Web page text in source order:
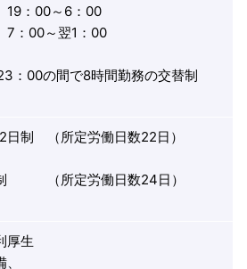
：00～6：00
：00～翌1：00
00の間で8時間勤務の交替制
制 （所定労働日数22日）
（所定労働日数24日）
厚生